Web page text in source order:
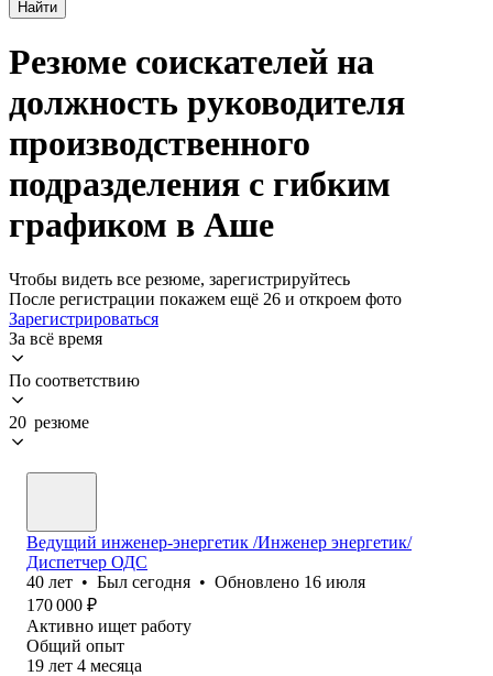
Найти
Резюме соискателей на
должность руководителя
производственного
подразделения с гибким
графиком в Аше
Чтобы видеть все резюме, зарегистрируйтесь
После регистрации покажем ещё 26 и откроем фото
Зарегистрироваться
За всё время
По соответствию
20 резюме
Ведущий инженер-энергетик /Инженер энергетик/
Диспетчер ОДС
40 лет • Был сегодня • Обновлено 16 июля
170 000 ₽
Активно ищет работу
Общий опыт
19 лет 4 месяца